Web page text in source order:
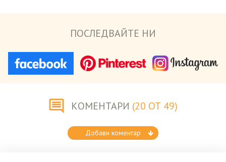
ПОСЛЕДВАЙТЕ НИ
КОМЕНТАРИ (20 ОТ 49)
Добави коментар